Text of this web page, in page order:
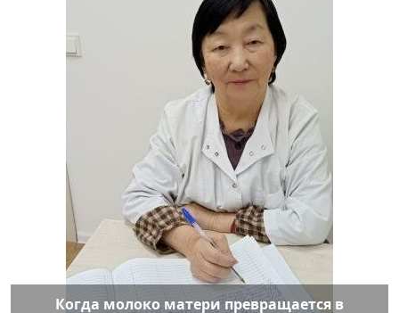
Когда молоко матери превращается в